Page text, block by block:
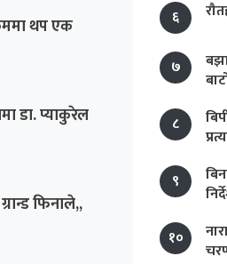
थप एक
डा. प्याकुरेल
फिनाले,,
६
७
८
९
१०